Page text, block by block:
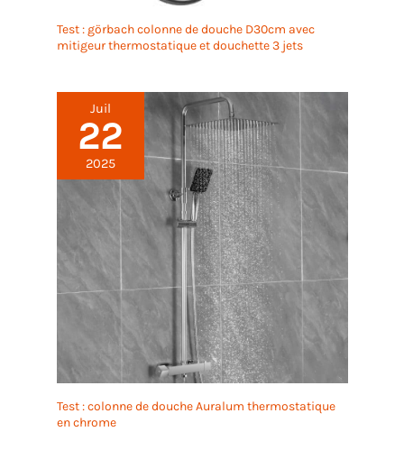
Test : görbach colonne de douche D30cm avec
mitigeur thermostatique et douchette 3 jets
Juil
22
2025
Test : colonne de douche Auralum thermostatique
en chrome